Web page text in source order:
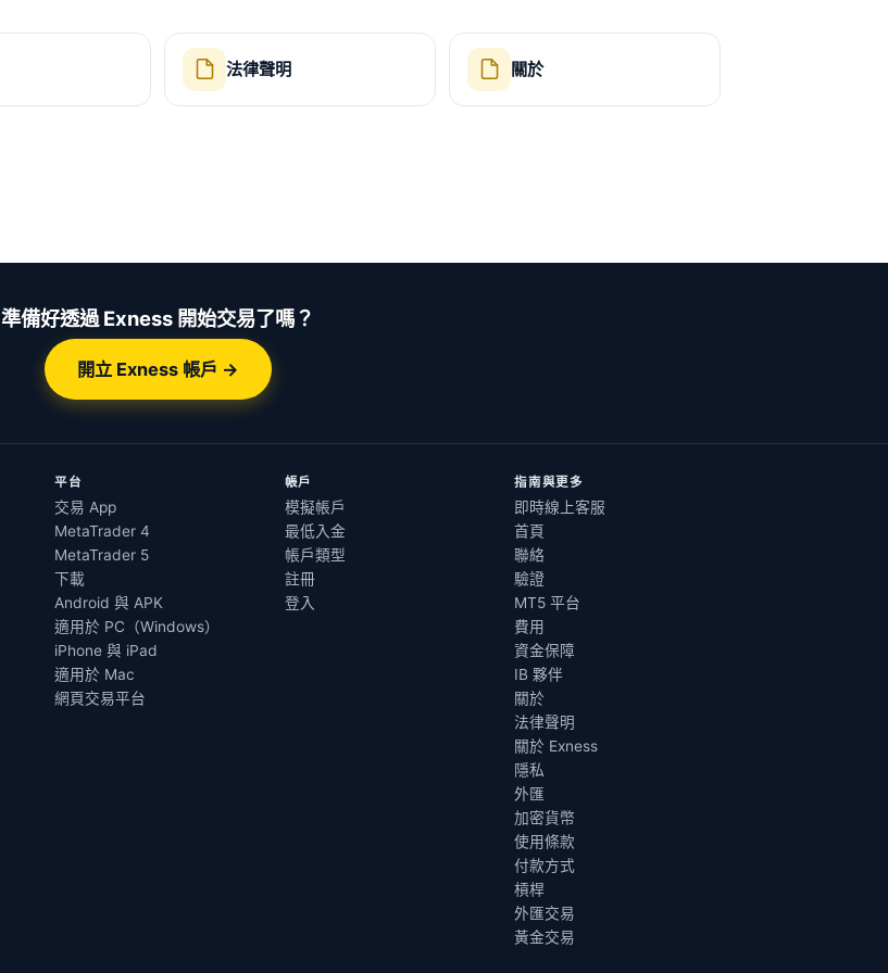
法律聲明 關於
準備好透過 Exness 開始交易了嗎？
開立 Exness 帳戶 →
平台
交易 App
MetaTrader 4
MetaTrader 5
下載
Android 與 APK
適用於 PC（Windows）
iPhone 與 iPad
適用於 Mac
網頁交易平台
帳戶
模擬帳戶
最低入金
帳戶類型
註冊
登入
指南與更多
即時線上客服
首頁
聯絡
驗證
MT5 平台
費用
資金保障
IB 夥伴
關於
法律聲明
關於 Exness
隱私
外匯
加密貨幣
使用條款
付款方式
槓桿
外匯交易
黃金交易